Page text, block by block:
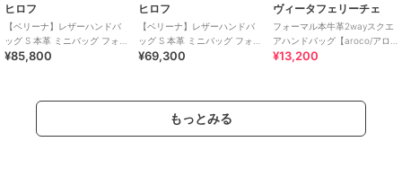
ヒロフ
【ベリーナ】レザーハンドバ
ッグ S 本革 ミニバッグ フォー
マルバッグ（商品番号：P25-
¥85,800
ヒロフ
【ベリーナ】レザーハンドバ
ッグ S 本革 ミニバッグ フォー
マルバッグ（商品番号：P25-
¥69,300
ヴィータフェリーチェ
フォーマル本牛革2wayスクエ
アハンドバッグ【aroco/アロ
コ】セレモニー向け
¥13,200
もっとみる